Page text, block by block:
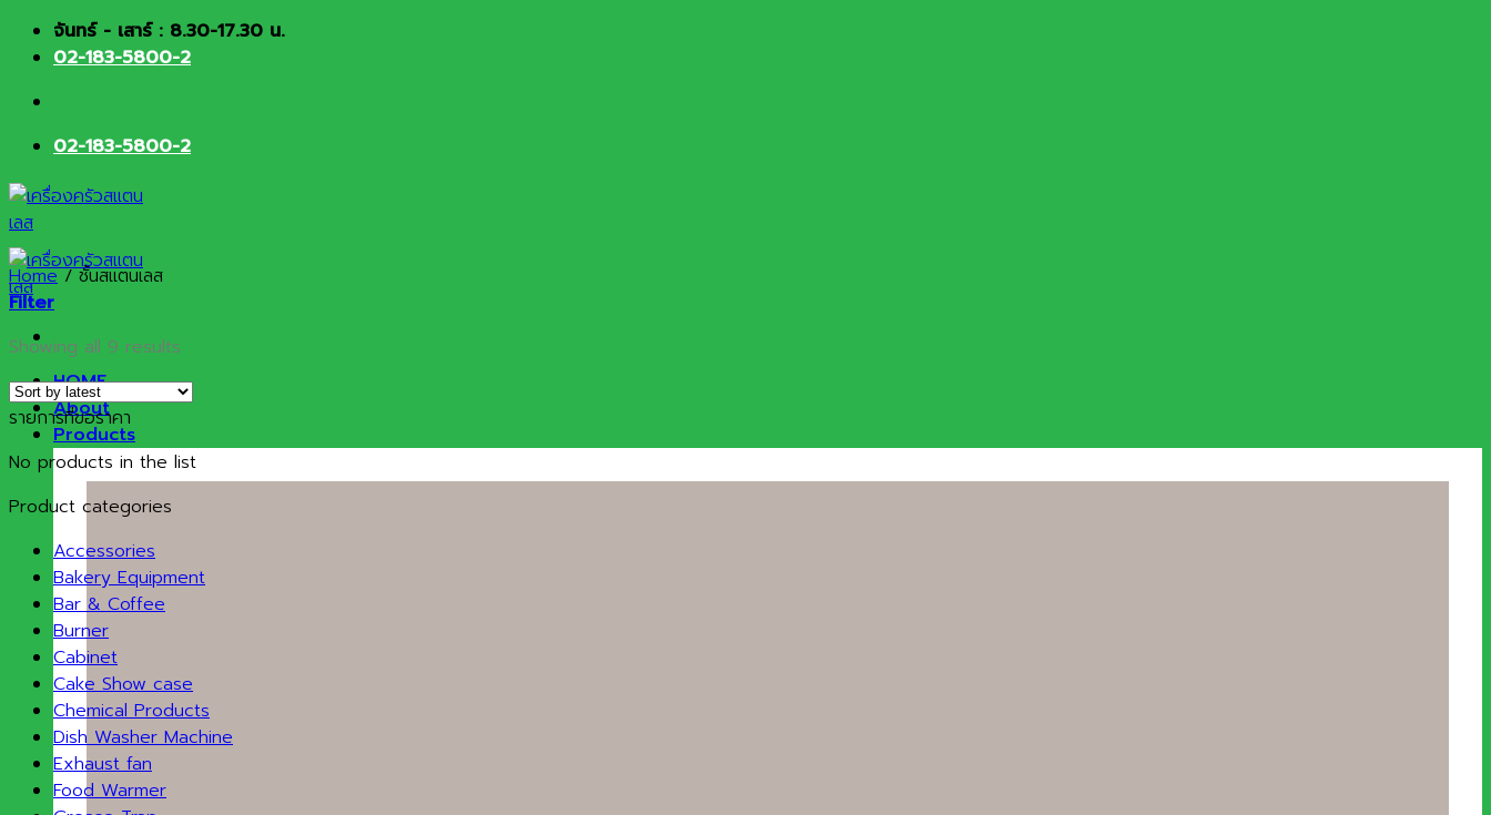
Skip จันทร์ - เสาร์ : 8.30-17.30 น.
02-183-5800-2
02-183-5800-2
HOME
About
Products
Home /ชั้นสแตนเลส
Filter
Showing all 9 results
latest
รายการที่ขอราคา
No products in the list
Product categories
Accessories
Bakery Equipment
Bar & Coffee
Burner
Cabinet
Cake Show case
Chemical Products
Dish Washer Machine
Exhaust fan
Food Warmer